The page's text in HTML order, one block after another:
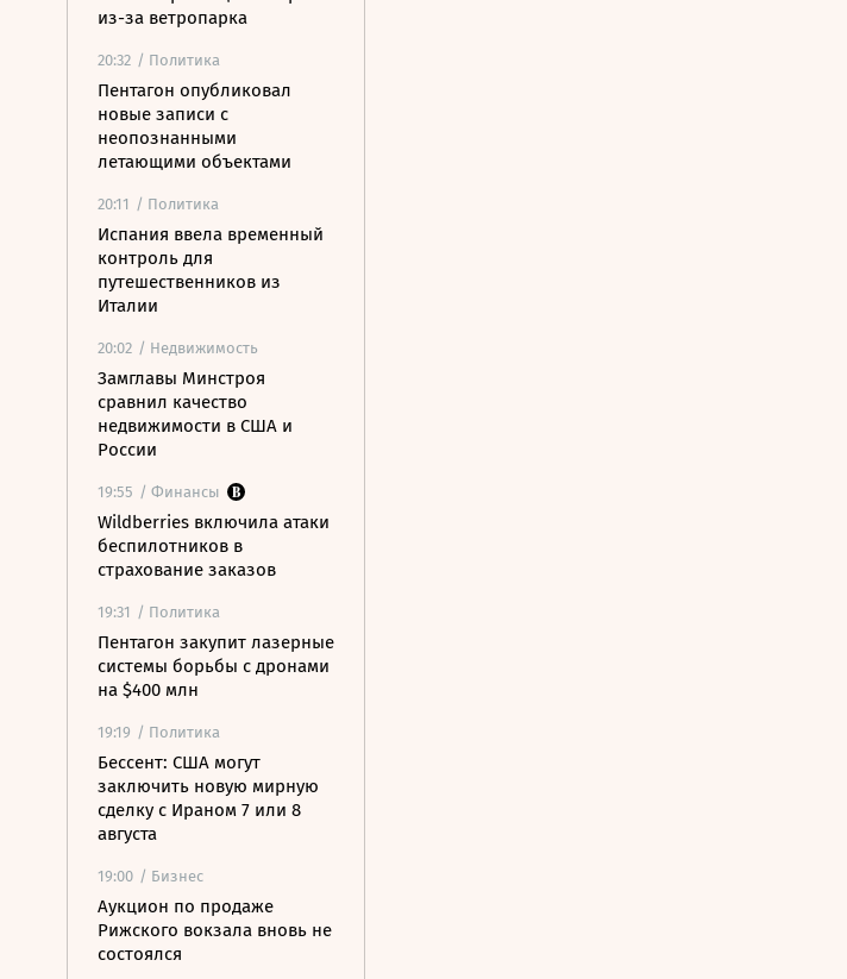
из-за ветропарка
20:32 / Политика
Пентагон опубликовал
новые записи с
неопознанными
летающими объектами
20:11 / Политика
Испания ввела временный
контроль для
путешественников из
Италии
20:02 / Недвижимость
Замглавы Минстроя
сравнил качество
недвижимости в США и
России
19:55 / Финансы
Wildberries включила атаки
беспилотников в
страхование заказов
19:31 / Политика
Пентагон закупит лазерные
системы борьбы с дронами
на $400 млн
19:19 / Политика
Бессент: США могут
заключить новую мирную
сделку с Ираном 7 или 8
августа
19:00 / Бизнес
Аукцион по продаже
Рижского вокзала вновь не
состоялся